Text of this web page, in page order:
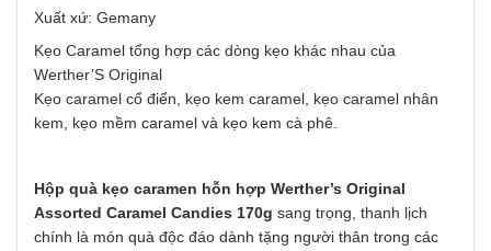
Xuất xứ: Gemany
Kẹo Caramel tổng hợp các dòng kẹo khác nhau của
Werther’S Original
Kẹo caramel cổ điển, kẹo kem caramel, kẹo caramel nhân
kem, kẹo mềm caramel và kẹo kem cà phê.
Hộp quà kẹo caramen hỗn hợp Werther’s Original
Assorted Caramel Candies 170g sang trọng, thanh lịch
chính là món quà độc đáo dành tặng người thân trong các